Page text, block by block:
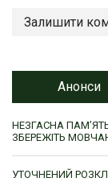
Залишити
Анонси
НЕЗГАСНА
ЗБЕРЕЖІТЬ
УТОЧНЕНИЙ